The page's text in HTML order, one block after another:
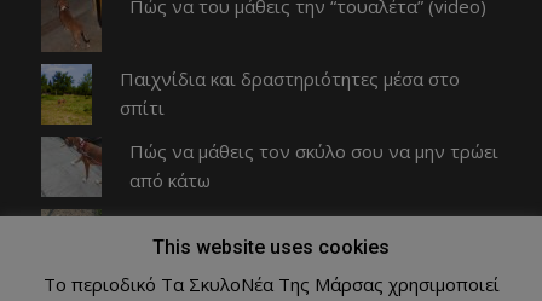
Πώς να του μάθεις την “τουαλέτα” (video)
Παιχνίδια και δραστηριότητες μέσα στο
σπίτι
Πώς να μάθεις τον σκύλο σου να μην τρώει
από κάτω
Φοβάται ο σκύλος σας τον κτηνίατρο;
Υπάρχει τρόπος….
This website uses cookies
Το περιοδικό Τα ΣκυλοΝέα Της Μάρσας χρησιμοποιεί